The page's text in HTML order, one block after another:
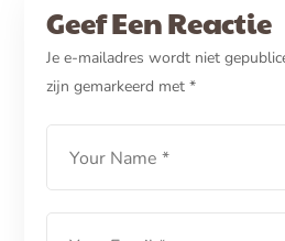
Geef Een Reactie
Je e-mailadres wordt niet
zijn gemarkeerd met*